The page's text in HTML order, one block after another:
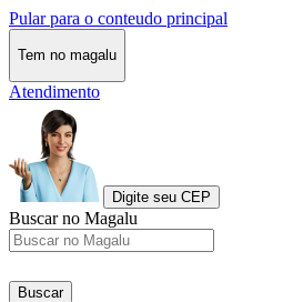
Pular para o conteudo principal
Tem no magalu
Atendimento
Digite seu CEP
Buscar no Magalu
Buscar